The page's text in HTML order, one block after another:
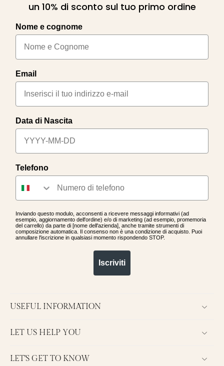
un 10% di sconto sul tuo primo ordine
Nome e cognome
Email
Data di Nascita
Telefono
Inviando questo modulo, acconsenti a ricevere messaggi informativi (ad
esempio, aggiornamento dell'ordine) e/o di marketing (ad esempio, promemoria
del carrello) da parte di [nome dell'azienda], anche tramite strumenti di
composizione automatica. Il consenso non è una condizione di acquisto. Puoi
annullare l'iscrizione in qualsiasi momento rispondendo STOP.
Iscriviti
USEFUL INFORMATION
LET US HELP YOU
LET'S GET TO KNOW